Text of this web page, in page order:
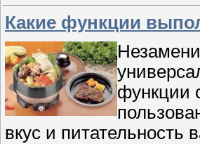
Какие функции
функции
вкус и питательность